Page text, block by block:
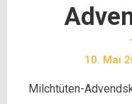
10. Mai
Milchtüten-